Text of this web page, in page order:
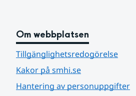
Om webbplatsen
Tillgänglighetsredogörelse
Kakor på smhi.se
Hantering av personuppgifter